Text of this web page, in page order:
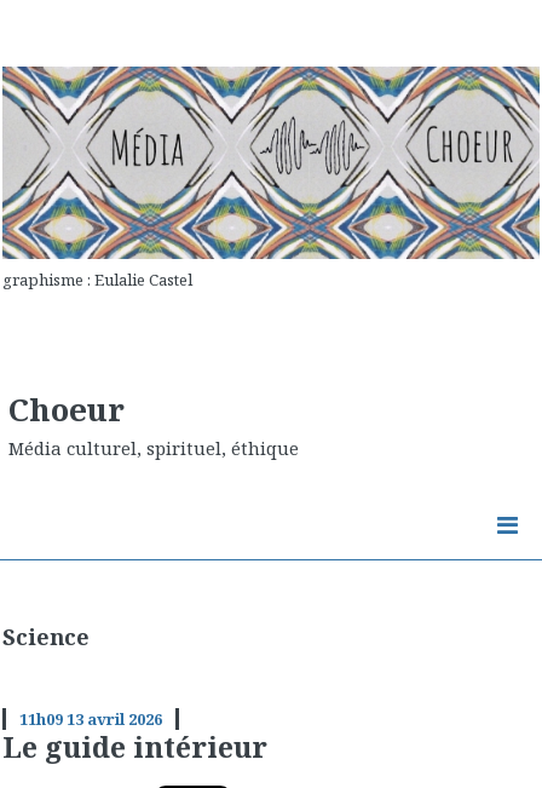
graphisme : Eulalie Castel
Choeur
Média culturel, spirituel, éthique
Science
11h0913 avril 2026
Le guide intérieur